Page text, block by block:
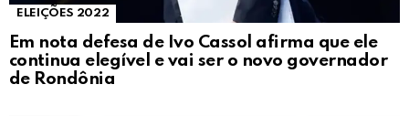
ELEIÇÕES 2022
Em nota defesa de Ivo Cassol afirma que ele
continua elegível e vai ser o novo governador
de Rondônia